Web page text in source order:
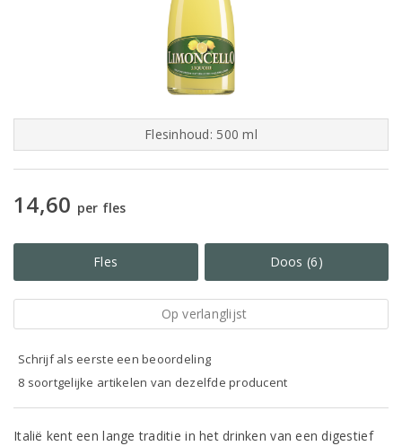
Flesinhoud: 500 ml
14,60 per fles
Fles Doos (6)
Op verlanglijst
Schrijf als eerste een beoordeling
8 soortgelijke artikelen van dezelfde producent
Italië kent een lange traditie in het drinken van een digestief